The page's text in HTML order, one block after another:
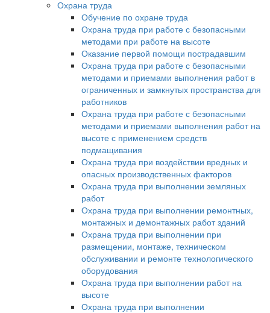
Охрана труда
Обучение по охране труда
Охрана труда при работе с безопасными
методами при работе на высоте
Оказание первой помощи пострадавшим
Охрана труда при работе с безопасными
методами и приемами выполнения работ в
ограниченных и замкнутых пространства для
работников
Охрана труда при работе с безопасными
методами и приемами выполнения работ на
высоте с применением средств
подмащивания
Охрана труда при воздействии вредных и
опасных производственных факторов
Охрана труда при выполнении земляных
работ
Охрана труда при выполнении ремонтных,
монтажных и демонтажных работ зданий
Охрана труда при выполнении при
размещении, монтаже, техническом
обслуживании и ремонте технологического
оборудования
Охрана труда при выполнении работ на
высоте
Охрана труда при выполнении